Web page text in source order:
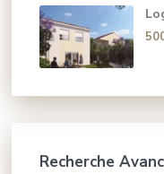
Recherche